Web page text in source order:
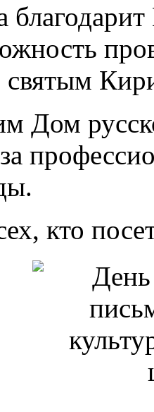
святым
Дом
кто